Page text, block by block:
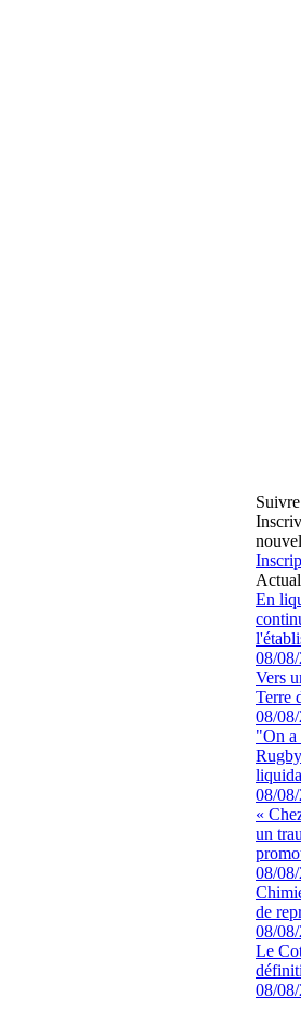
En
08/
Vers
Terre
08/
"On a
08/
«
un
08/
de
08/
Le
08/